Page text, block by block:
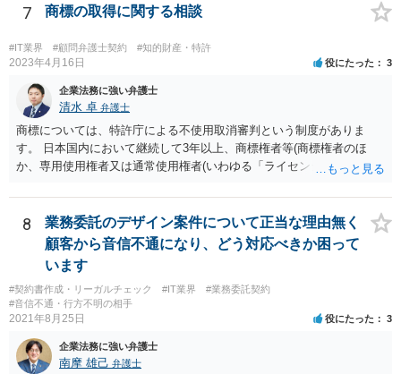
高評価と指示していなくても、全件報酬を支払うことを約してレビュ
ーをさせるということになれば、結局はそれはレビュー内容について
事業者が関与していると評価され「事業者による表示（広告）」と判
断される余地は残るといえるでしょう。 あくまで、自身の嗜好に基づ
るのです。 ※消費者庁のステマ規制の運用ガイドラインであるhttps://
www.caa.go.jp/policies/policy/representation/fair_labeling/guideline/ass
ets/representation_cms216_230328_03.pdf の５頁（イ）、２（１）参
照
7 商標の取得に関する相談
#IT業界 #顧問弁護士契約 #知的財産・特許
2023年4月16日 役にたった 3
企業法務に強い弁護士
清水 卓 弁護士
商標については、特許庁による不使用取消審判という制度がありま
す。 日本国内において継続して3年以上、商標権者等(商標権者のほ
か、専用使用権者又は通常使用権者(いわゆる「ライセンシー」)が、指
も、その指定商品・指定役務に関する商標登録を取り消すことについ
て、審判を請求することができます(商標法第50条第1項)。 また、登録
商標を有する企業から対象となる商標権を譲り受ける方法もあり得ま
す。 いずれにしても、詳しい事情に基づく判断を要するご事案かと思
われますので、一度、商標権に詳しい弁護士や弁理士に直接相談の
上、今後の方針の検討をなさってみるとよろしいかと思います。
8
業務委託のデザイン案件について正当な理由無く
顧客から音信不通になり、どう対応べきか困って
います
#契約書作成・リーガルチェック #IT業界
#業務委託契約
#音信不通・行方不明の相手
2021年8月25日 役にたった 3
企業法務に強い弁護士
南摩 雄己 弁護士